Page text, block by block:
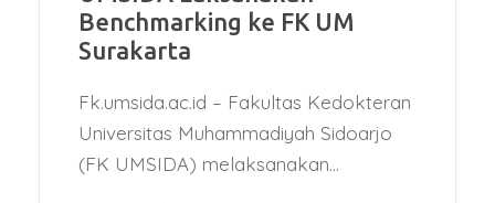
Benchmarking ke FK UM
Surakarta
Fk.umsida.ac.id – Fakultas Kedokteran
Universitas Muhammadiyah Sidoarjo
(FK UMSIDA) melaksanakan...